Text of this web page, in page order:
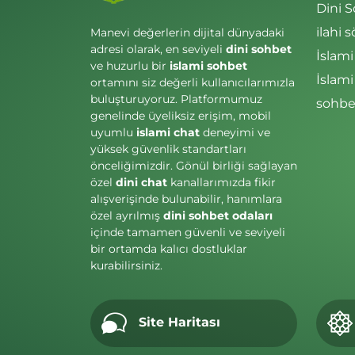
Manevi değerlerin dijital dünyadaki
adresi olarak, en seviyeli dini sohbet
ve huzurlu bir islami sohbet
ortamını siz değerli kullanıcılarımızla
buluşturuyoruz. Platformumuz
genelinde üyeliksiz erişim, mobil
uyumlu islami chat deneyimi ve
yüksek güvenlik standartları
önceliğimizdir. Gönül birliği sağlayan
özel dini chat kanallarımızda fikir
alışverişinde bulunabilir, hanımlara
özel ayrılmış dini sohbet odaları
içinde tamamen güvenli ve seviyeli
bir ortamda kalıcı dostluklar
kurabilirsiniz.
Dini
ilahi
Site Haritası